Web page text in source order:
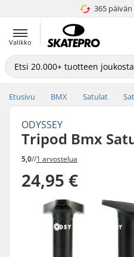
365
Valikko
Etusivu BMX Satulat
ODYSSEY
Tripod Bmx
5,0//1 arvostelua
24,95 €